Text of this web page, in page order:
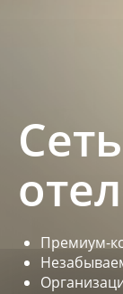
Премиум-